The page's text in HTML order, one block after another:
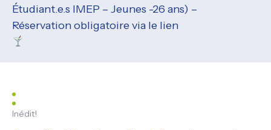
Étudiant.e.s IMEP – Jeunes -26 ans) –
Réservation obligatoire via le lien
Inédit!